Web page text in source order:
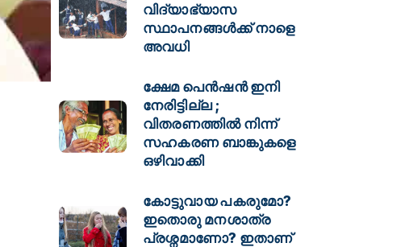
വിദ്യാഭ്യാസ
സ്ഥാപനങ്ങള്‍ക്ക് നാളെ
അവധി
ക്ഷേമ പെൻഷൻ ഇനി
നേരിട്ടില്ല ;
വിതരണത്തിൽ നിന്ന്
സഹകരണ ബാങ്കുകളെ
ഒഴിവാക്കി
കോട്ടുവായ പകരുമോ?
ഇതൊരു മനശാത്ര
പ്രശ്നമാണോ? ഇതാണ്